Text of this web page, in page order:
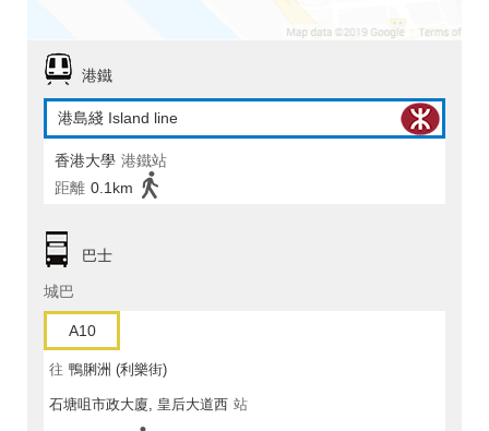
港鐵
港島綫 Island line
香港大學 港鐵站
距離 0.1km
巴士
城巴
A10
往 鴨脷洲 (利樂街)
石塘咀市政大廈, 皇后大道西 站